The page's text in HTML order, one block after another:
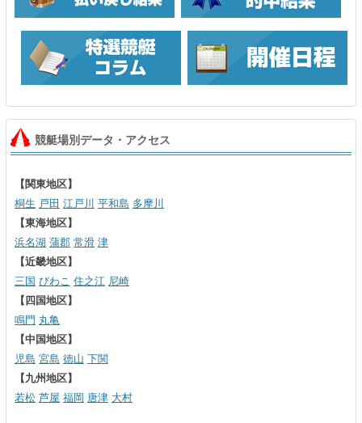
競艇場別データ・アクセス
【関東地区】
桐生 戸田 江戸川 平和島 多摩川
【東海地区】
浜名湖 蒲郡 常滑 津
【近畿地区】
三国 びわこ 住之江 尼崎
【四国地区】
鳴門 丸亀
【中国地区】
児島 宮島 徳山 下関
【九州地区】
若松 芦屋 福岡 唐津 大村